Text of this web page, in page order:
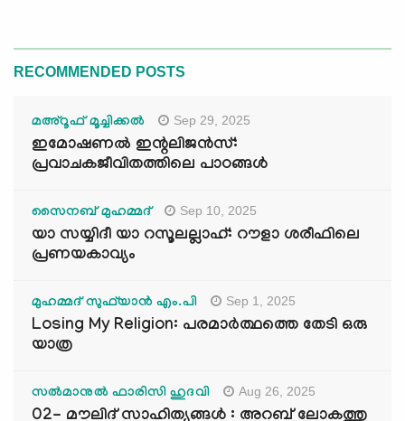
RECOMMENDED POSTS
മഅ്റൂഫ് മൂച്ചിക്കല്‍ Sep 29, 2025
ഇമോഷണൽ ഇന്റലിജൻസ്:
പ്രവാചകജീവിതത്തിലെ പാഠങ്ങൾ
സൈനബ് മുഹമ്മദ് Sep 10, 2025
യാ സയ്യിദീ യാ റസൂലല്ലാഹ്: റൗളാ ശരീഫിലെ
പ്രണയകാവ്യം
മുഹമ്മദ് സുഫ്‌യാൻ എം.പി Sep 1, 2025
Losing My Religion: പരമാർത്ഥത്തെ തേടി ഒരു
യാത്ര
സൽമാനുൽ ഫാരിസി ഹുദവി Aug 26, 2025
02- മൗലിദ് സാഹിത്യങ്ങൾ : അറബ് ലോകത്തു